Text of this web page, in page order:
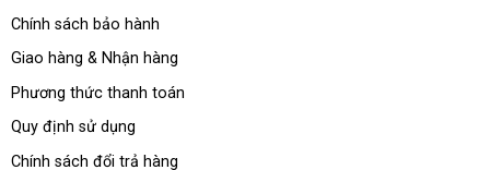
Chính sách bảo hành
Giao hàng & Nhận hàng
Phương thức thanh toán
Quy định sử dụng
Chính sách đổi trả hàng